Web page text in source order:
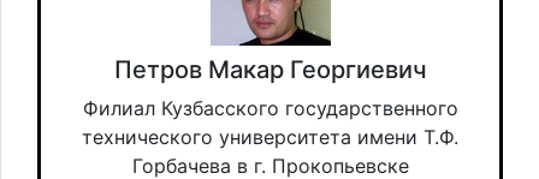
Петров Макар Георгиевич
Филиал Кузбасского государственного
технического университета имени Т.Ф.
Горбачева в г. Прокопьевске